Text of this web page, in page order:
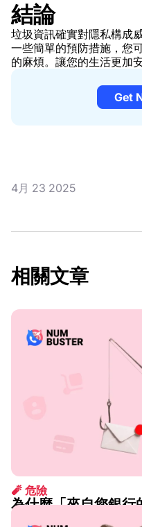
結論
垃圾資訊確實對隱私構
一些簡單的預防措施，您
的麻煩。讓您的生活更加
Get
4月 23 2025
相關文章
🧨 危險
為什麼「來自您銀行